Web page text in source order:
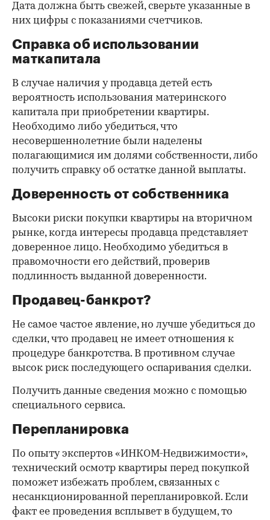
Дата должна быть свежей, сверьте указанные в
них цифры с показаниями счетчиков.
Справка об использовании
маткапитала
В случае наличия у продавца детей есть
вероятность использования материнского
капитала при приобретении квартиры.
Необходимо либо убедиться, что
несовершеннолетние были наделены
полагающимися им долями собственности, либо
получить справку об остатке данной выплаты.
Доверенность от собственника
Высоки риски покупки квартиры на вторичном
рынке, когда интересы продавца представляет
доверенное лицо. Необходимо убедиться в
правомочности его действий, проверив
подлинность выданной доверенности.
Продавец-банкрот?
Не самое частое явление, но лучше убедиться до
сделки, что продавец не имеет отношения к
процедуре банкротства. В противном случае
высок риск последующего оспаривания сделки.
Получить данные сведения можно с помощью
специального сервиса.
Перепланировка
По опыту экспертов «ИНКОМ-Недвижимости»,
технический осмотр квартиры перед покупкой
поможет избежать проблем, связанных с
несанкционированной перепланировкой. Если
факт ее проведения всплывет в будущем, то